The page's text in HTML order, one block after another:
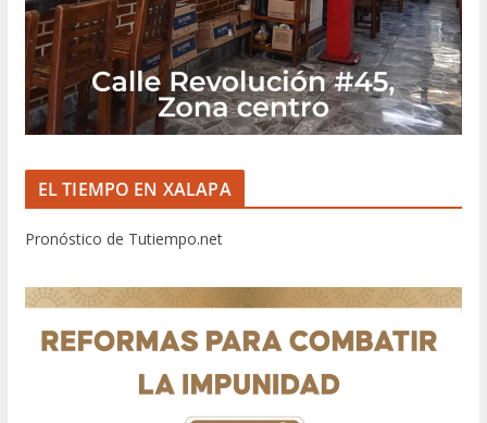
EL TIEMPO EN XALAPA
Pronóstico de Tutiempo.net